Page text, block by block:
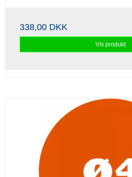
338,00 DKK
Vis produkt